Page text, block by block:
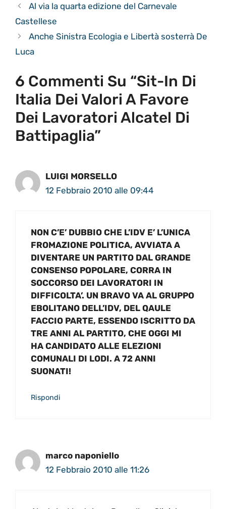
Al via la quarta edizione del Carnevale
Castellese
Anche Sinistra Ecologia e Libertà sosterrà De
Luca
6 Commenti Su “Sit-In Di
Italia Dei Valori A Favore
Dei Lavoratori Alcatel Di
Battipaglia”
LUIGI MORSELLO
12 Febbraio 2010 alle 09:44
NON C’E’ DUBBIO CHE L’IDV E’ L’UNICA
FROMAZIONE POLITICA, AVVIATA A
DIVENTARE UN PARTITO DAL GRANDE
CONSENSO POPOLARE, CORRA IN
SOCCORSO DEI LAVORATORI IN
DIFFICOLTA’. UN BRAVO VA AL GRUPPO
EBOLITANO DELL’IDV, DEL QAULE
FACCIO PARTE, ESSENDO ISCRITTO DA
TRE ANNI AL PARTITO, CHE OGGI MI
HA CANDIDATO ALLE ELEZIONI
COMUNALI DI LODI. A 72 ANNI
SUONATI!
Rispondi
marco naponiello
12 Febbraio 2010 alle 11:26